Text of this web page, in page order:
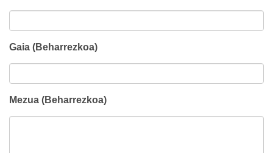
Gaia (Beharrezkoa)
Mezua (Beharrezkoa)